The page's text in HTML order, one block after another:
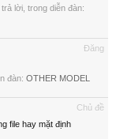
trả lời, trong diễn đàn:
Đăng
đàn: OTHER MODEL
Chủ đề
file hay mặt định